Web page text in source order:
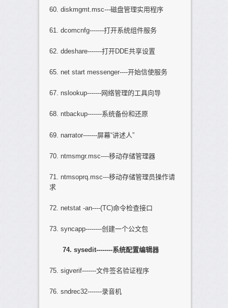
60. diskmgmt.msc---磁盘管理实用程序
61. dcomcnfg-------打开系统组件服务
62. ddeshare-------打开DDE共享设置
65. net start messenger----开始信使服务
67. nslookup-------网络管理的工具向导
68. ntbackup-------系统备份和还原
69. narrator-------屏幕“讲述人”
70. ntmsmgr.msc----移动存储管理器
71. ntmsoprq.msc---移动存储管理员操作请
求
72. netstat -an----(TC)命令检查接口
73. syncapp--------创建一个公文包
74. sysedit--------系统配置编辑器
75. sigverif-------文件签名验证程序
76. sndrec32-------录音机